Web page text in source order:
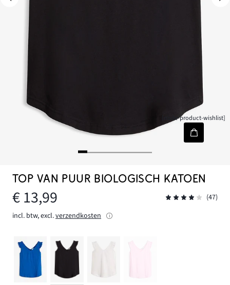
[node-product-wishlist]
TOP VAN PUUR BIOLOGISCH KATOEN
€ 13,99
(47)
incl. btw, excl.verzendkosten